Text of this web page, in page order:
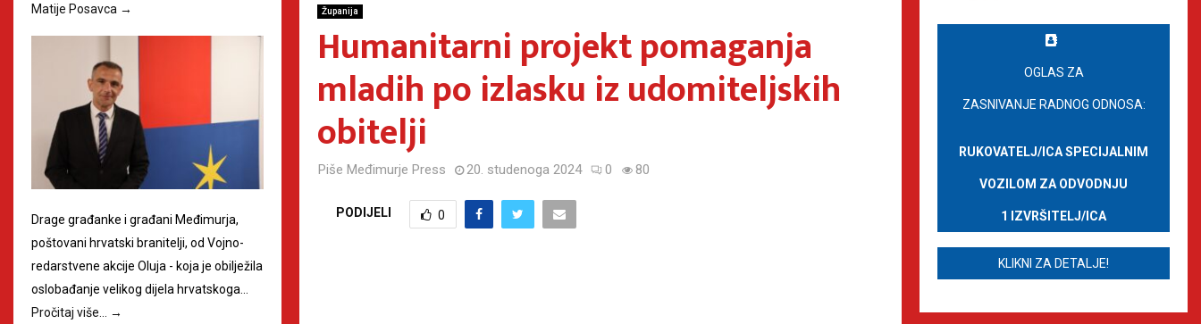
Županija
Humanitarni projekt pomaganja
mladih po izlasku iz udomiteljskih
obitelji
Piše Međimurje Press 20. studenoga 2024 0 80
PODIJELI 0
Matije Posavca →
Drage građanke i građani Međimurja,
poštovani hrvatski branitelji, od Vojno-
redarstvene akcije Oluja - koja je obilježila
oslobađanje velikog dijela hrvatskoga…
Pročitaj više… →
OGLAS ZA
ZASNIVANJE RADNOG ODNOSA:
RUKOVATELJ/ICA SPECIJALNIM
VOZILOM ZA ODVODNJU
1 IZVRŠITELJ/ICA
KLIKNI ZA DETALJE!